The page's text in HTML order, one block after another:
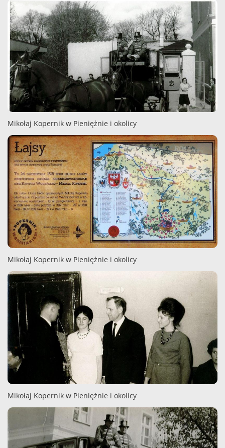
Mikołaj Kopernik w Pieniężnie i okolicy
Mikołaj Kopernik w Pieniężnie i okolicy
Mikołaj Kopernik w Pieniężnie i okolicy